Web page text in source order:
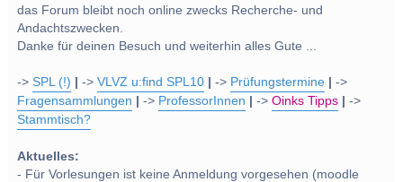
das Forum bleibt noch online zwecks Recherche- und
Andachtszwecken.
Danke für deinen Besuch und weiterhin alles Gute ...
->SPL (!) ->VLVZ u:find SPL10 -> Prüfungstermine
->
Fragensammlungen
-> ProfessorInnen ->Oinks Tipps
->
Stammtisch?
Aktuelles:
- Für Vorlesungen ist keine Anmeldung vorgesehen (moodle